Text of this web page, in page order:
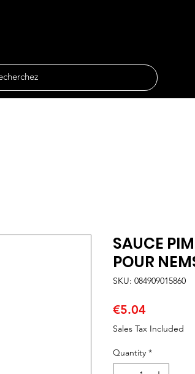
SAUCE
POUR
SKU: 084909015860
€5.04Price
Sales Tax Included
Quantity *